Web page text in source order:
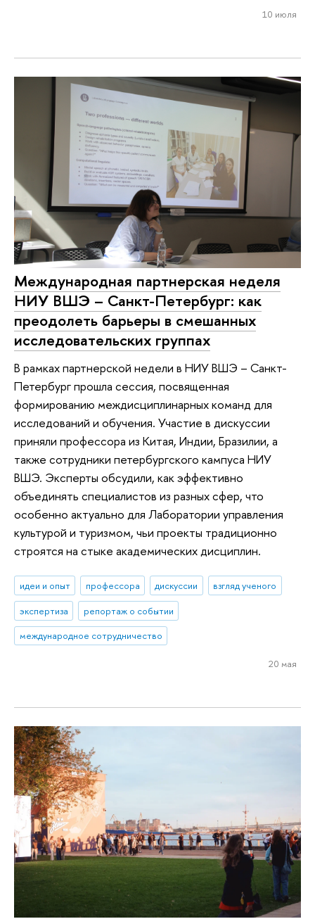
10 июля
Международная партнерская неделя
НИУ ВШЭ – Санкт-Петербург: как
преодолеть барьеры в смешанных
исследовательских группах
В рамках партнерской недели в НИУ ВШЭ – Санкт-
Петербург прошла сессия, посвященная
формированию междисциплинарных команд для
исследований и обучения. Участие в дискуссии
приняли профессора из Китая, Индии, Бразилии, а
также сотрудники петербургского кампуса НИУ
ВШЭ. Эксперты обсудили, как эффективно
объединять специалистов из разных сфер, что
особенно актуально для Лаборатории управления
культурой и туризмом, чьи проекты традиционно
строятся на стыке академических дисциплин.
идеи и опыт профессора дискуссии
взгляд ученого
экспертиза
репортаж о событии
международное сотрудничество
20 мая